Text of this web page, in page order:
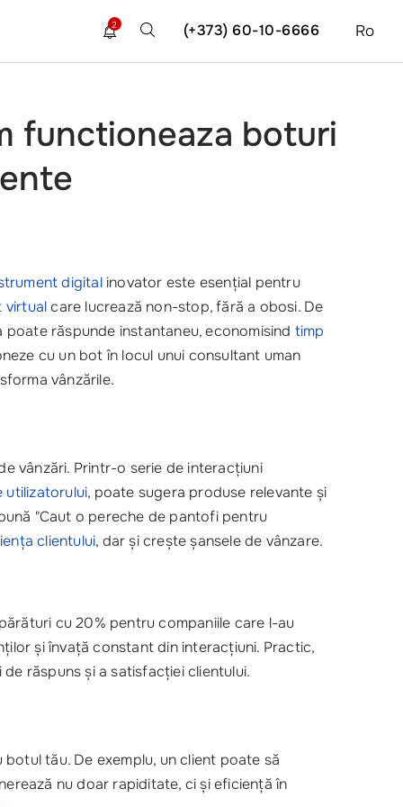
Ro
(+373) 60-10-6666
2
functioneaza boturi
digitalinovator este esențial pentru
virtualcare lucrează non-stop, fără a obosi. De
răspunde instantaneu, economisind timp
cu un bot în locul unui consultant uman
vânzările.
vânzări. Printr-o serie de interacțiuni
utilizatorului, poate sugera produse relevante și
"Caut o pereche de pantofi pentru
clientului, dar și crește șansele de vânzare.
cu 20% pentru companiile care l-au
și învață constant din interacțiuni. Practic,
răspuns și a satisfacției clientului.
tău. De exemplu, un client poate să
nu doar rapiditate, ci și eficiență în